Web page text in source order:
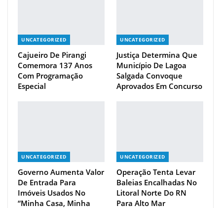
UNCATEGORIZED
Cajueiro De Pirangi
Comemora 137 Anos
Com Programação
Especial
UNCATEGORIZED
Justiça Determina Que
Município De Lagoa
Salgada Convoque
Aprovados Em Concurso
UNCATEGORIZED
Governo Aumenta Valor
De Entrada Para
Imóveis Usados No
“Minha Casa, Minha
UNCATEGORIZED
Operação Tenta Levar
Baleias Encalhadas No
Litoral Norte Do RN
Para Alto Mar